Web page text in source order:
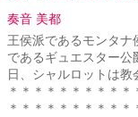
奏音 美都
王侯派であるモンタ
であるギュエスター公
日、シャルロットは
＊＊＊＊＊＊＊＊＊
＊＊＊＊＊＊＊＊＊